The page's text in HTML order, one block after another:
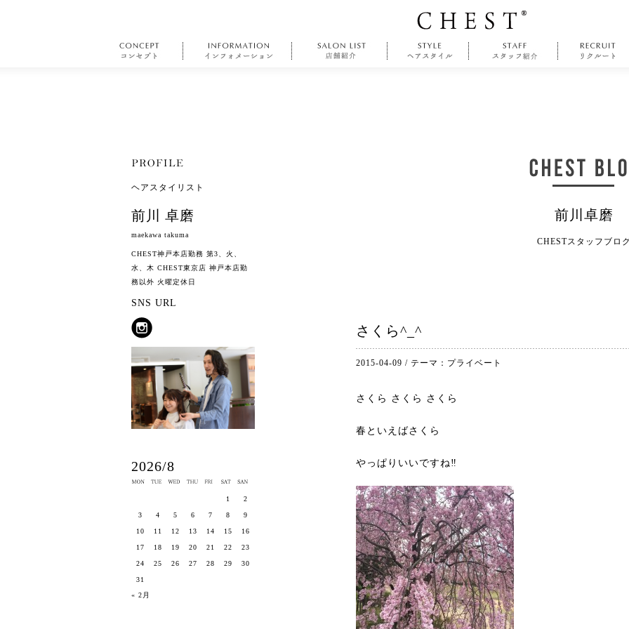
前川卓磨
CHESTスタッフブロ
さくら^_^
2015-04-09 / テーマ： プライベート
さくら さくら さくら
春といえばさくら
やっぱりいいですね‼︎
ヘアスタイリスト
前川 卓磨
maekawa takuma
CHEST神戸本店勤務 第3、火、
水、木 CHEST東京店 神戸本店勤
務以外 火曜定休日
SNS URL
2026/8
« 2月
1 2
3 4 5 6 7 8 9
10 11 12 13 14 15 16
17 18 19 20 21 22 23
24 25 26 27 28 29 30
31